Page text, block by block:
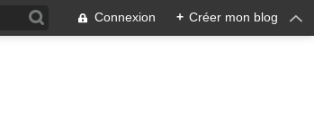
Connexion + Créer mon blog